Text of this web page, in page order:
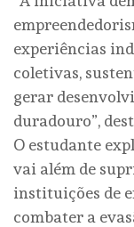
experiências
coletivas,
gerar
duradouro”,
O estudante
vai além de
instituições de
combater a